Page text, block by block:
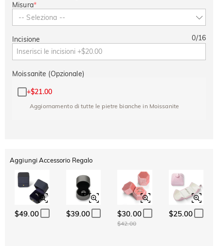
Misura*
-- Seleziona --
Incisione 0/16
Moissanite (Opzionale)
+$21.00
Aggiornamento di tutte le pietre bianche in Moissanite
Aggiungi Accessorio Regalo
$49.00 $39.00 $30.00
$42.00
$25.00